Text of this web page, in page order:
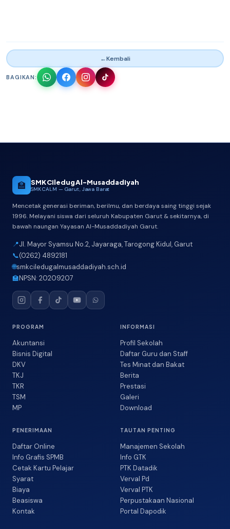
←Kembali
BAGIKAN:
🏫 SMK Ciledug Al-Musaddadiyah
SMK CALM — Garut, Jawa Barat
Mencetak generasi beriman, berilmu, dan berdaya saing tinggi sejak
1996. Melayani siswa dari seluruh Kabupaten Garut & sekitarnya, di
bawah naungan Yayasan Al-Musaddadiyah Garut.
📍Jl. Mayor Syamsu No.2, Jayaraga, Tarogong Kidul, Garut
📞(0262) 4892181
🌐smkciledugalmusaddadiyah.sch.id
🏫NPSN: 20209207
PROGRAM
Akuntansi
Bisnis Digital
DKV
TKJ
TKR
TSM
MP
INFORMASI
Profil Sekolah
Daftar Guru dan Staff
Tes Minat dan Bakat
Berita
Prestasi
Galeri
Download
PENERIMAAN
Daftar Online
Info Grafis SPMB
Cetak Kartu Pelajar
Syarat
Biaya
Beasiswa
Kontak
TAUTAN PENTING
Manajemen Sekolah
Info GTK
PTK Datadik
Verval Pd
Verval PTK
Perpustakaan Nasional
Portal Dapodik